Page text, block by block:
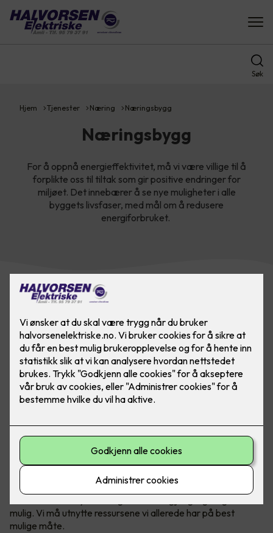
Søk
Hjem Tjenester Næring Næringsbygg
Næringsbygg
For å oppnå energieffektivitet, må vi være villige til å
forplikte oss til tiltak som gir positive endringer for
miljøet. Det innebærer å se nye muligheter i alle
byggets livsfaser, med mål om å redusere
energiforbruket.
Norges kraftbruk forventes å øke kraftig i de kommende
årene. Det er her energieffektivisering kommer inn – for det
mulig. Vi må utnytte ressursene vi allerede har på best
mulige måte.